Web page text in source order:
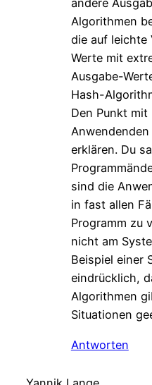
andere
Algorithmen
die auf leichte
Werte mit
Ausgabe-
Hash-
Den Punkt
erklären. Du
sind die
in fast allen
Programm zu
nicht am
Beispiel einer
eindrücklich,
Algorithmen
Situationen
Antworten